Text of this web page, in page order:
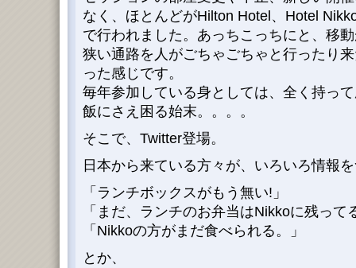
なく、ほとんどがHilton Hotel、Hotel
で行われました。あっちこっちにと、移
狭い通路を人がごちゃごちゃと行ったり
った感じです。
毎年参加している身としては、全く持っ
飯にさえ困る始末。。。。
そこで、Twitter登場。
日本から来ている方々が、いろいろ情報
「ランチボックスがもう無い!」
「まだ、ランチのお弁当はNikkoに残って
「Nikkoの方がまだ食べられる。」
とか、